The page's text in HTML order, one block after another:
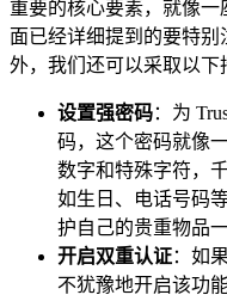
重要的核心要素，就像
面已经详细提到的要特
外，我们还可以采取以下
设置强密码：为
码，这个密码就像
数字和特殊字符，
如生日、电话号码
护自己的贵重物品一
开启双重认证：如
不犹豫地开启该功